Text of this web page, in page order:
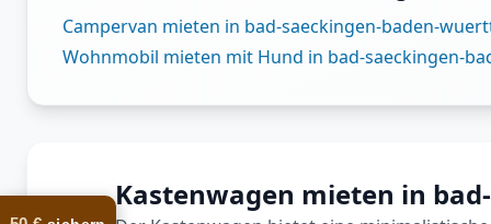
Campervan mieten in bad-saeckingen-baden-
Wohnmobil mieten mit Hund in bad-saeckingen-
Kastenwagen mieten in